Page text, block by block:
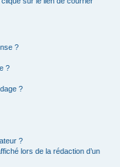
?
?
?
?
lors de la rédaction d’un